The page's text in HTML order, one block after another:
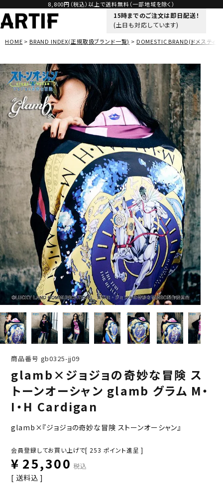
8,800円（税込）以上で送料無料（一部地域を除く）
15時までのご注文は即日配送！
(土日も対応しています)
HOME BRAND INDEX(正規取扱ブランド一覧) DOMESTIC BRAND(ドメスティッ
商品番号 gb0325-jj09
glamb×ジョジョの奇妙な冒険 ス
トーンオーシャン glamb グラム M・
I・H Cardigan
glamb×『ジョジョの奇妙な冒険 ストーンオーシャン』
会員登録してお買い上げで[ 253 ポイント進呈 ]
¥ 25,300 税込
送料込